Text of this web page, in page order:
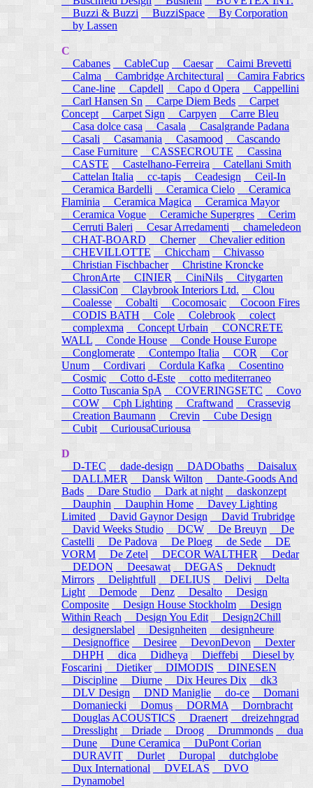
Buzzi & Buzzi
BuzziSpace By Corporation
by Lassen
C
Cabanes
CableCup Caesar
Caimi Brevetti
Calma
Cambridge Architectural
Camira Fabrics
Cane-line
Capdell Capo d Opera
Cappellini
Carl Hansen Sn
Carpe Diem Beds
Carpet
Concept
Carpet Sign Carpyen
Carre Bleu
Casa dolce casa
Casala
Casalgrande Padana
Casali
Casamania Casamood
Cascando
Case Furniture
CASSECROUTE
Cassina
CASTE
Castelhano-Ferreira
Catellani Smith
Cattelan Italia
cc-tapis Ceadesign
Ceil-In
Ceramica Bardelli
Ceramica Cielo
Ceramica
Flaminia
Ceramica Magica
Ceramica Mayor
Ceramica Vogue
Ceramiche Supergres Cerim
Cerruti Baleri
Cesar Arredamenti
chameledeon
CHAT-BOARD
Cherner
Chevalier edition
CHEVILLOTTE
Chiccham
Chivasso
Christian Fischbacher
Christine Kroncke
ChronArte
CINIER CiniNils
Citygarten
ClassiCon
Claybrook Interiors Ltd.
Clou
Coalesse
Cobalti Cocomosaic
Cocoon Fires
CODIS BATH
Cole Colebrook
colect
complexma
Concept Urbain
CONCRETE
WALL
Conde House
Conde House Europe
Conglomerate
Contempo Italia COR
Cor
Unum
Cordivari Cordula Kafka
Cosentino
Cosmic
Cotto d-Este
cotto mediterraneo
Cotto Tuscania SpA
COVERINGSETC
Covo
COW
Cph Lighting Craftwand
Crassevig
Creation Baumann
Crevin
Cube Design
Cubit
CuriousaCuriousa
D
D-TEC
dade-design DADObaths
Daisalux
DALLMER
Dansk Wilton
Dante-Goods And
Bads
Dare Studio Dark at night
daskonzept
Dauphin
Dauphin Home
Davey Lighting
Limited
David Gaynor Design
David Trubridge
David Weeks Studio
DCW De Breuyn
De
Castelli
De Padova De Ploeg de Sede
DE
VORM
De Zetel DECOR WALTHER
Dedar
DEDON
Deesawat DEGAS
Deknudt
Mirrors
Delightfull DELIUS Delivi
Delta
Light
Demode Denz Desalto
Design
Composite
Design House Stockholm
Design
Within Reach
Design You Edit
Design2Chill
designerslabel
Designheiten
designheure
Designoffice
Desiree DevonDevon
Dexter
DHPH
dica Didheya Dieffebi
Diesel by
Foscarini
Dietiker DIMODIS
DINESEN
Discipline
Diurne Dix Heures Dix
dk3
DLV Design
DND Maniglie do-ce
Domani
Domaniecki
Domus DORMA
Dornbracht
Douglas ACOUSTICS
Draenert
dreizehngrad
Dresslight Driade Droog Drummonds
dua
Dune
Dune Ceramica
DuPont Corian
DURAVIT
Durlet Duropal
dutchglobe
Dux International
DVELAS
DVO
Dynamobel